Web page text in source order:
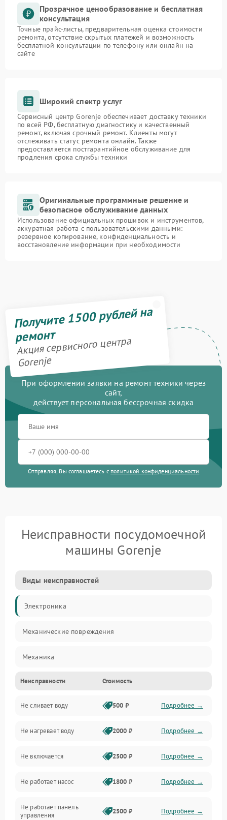
Прозрачное ценообразование и бесплатная
консультация
Точные прайс-листы, предварительная оценка стоимости
ремонта, отсутствие скрытых платежей и возможность
бесплатной консультации по телефону или онлайн на
сайте
Широкий спектр услуг
Сервисный центр Gorenje обеспечивает доставку техники
по всей РФ, бесплатную диагностику и качественный
ремонт, включая срочный ремонт. Клиенты могут
отслеживать статус ремонта онлайн. Также
предоставляется постгарантийное обслуживание для
продления срока службы техники
Оригинальные программные решение и
безопасное обслуживание данных
Использование официальных прошивок и инструментов,
аккуратная работа с пользовательскими данными:
резервное копирование, конфиденциальность и
восстановление информации при необходимости
Получите 1500 рублей на
ремонт
Акция сервисного центра
Gorenje
При оформлении заявки на ремонт техники через
сайт,
действует персональная бессрочная скидка
Отправляя, Вы соглашаетесь с политикой конфиденциальности
Неисправности посудомоечной
машины Gorenje
Виды неисправностей
Электроника
Механические повреждения
Механика
Управление
Электропитание
Датчики
Нагрев
Вода
Гигиена
Неисправности Стоимость
Не сливает воду 500 ₽ Подробнее →
Не нагревает воду 2000 ₽ Подробнее →
Не включается 2500 ₽ Подробнее →
Не работает насос 1800 ₽ Подробнее →
Не работает панель
управления
2500 ₽ Подробнее →